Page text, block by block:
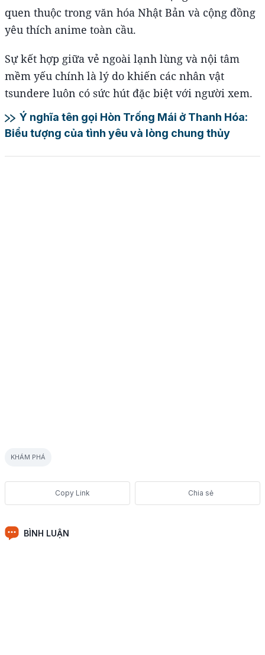
quen thuộc trong văn hóa Nhật Bản và cộng đồng
yêu thích anime toàn cầu.
Sự kết hợp giữa vẻ ngoài lạnh lùng và nội tâm
mềm yếu chính là lý do khiến các nhân vật
tsundere luôn có sức hút đặc biệt với người xem.
Ý nghĩa tên gọi Hòn Trống Mái ở Thanh Hóa:
Biểu tượng của tình yêu và lòng chung thủy
KHÁM PHÁ
Chia sẻ
BÌNH LUẬN